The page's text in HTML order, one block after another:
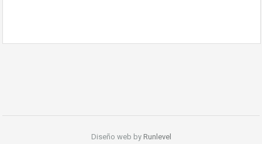
Diseño web by Runlevel